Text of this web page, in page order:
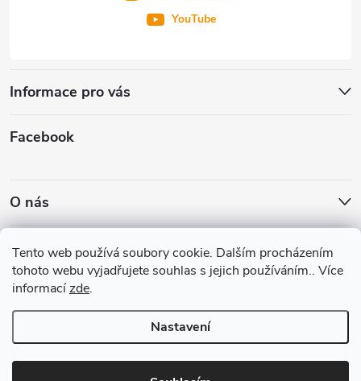
Tento web používá soubory cookie. Dalším procházením
tohoto webu vyjadřujete souhlas s jejich používáním.. Více
informacízde.
Nastavení
YouTube
Informace pro vás
Facebook
O nás
Nákupní košík
Copyright 2026PKshop. Všechna práva vyhrazena.Upravit nastavení
cookies